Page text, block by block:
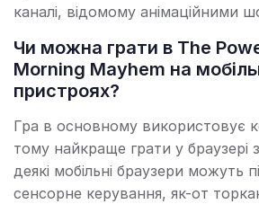
каналі, відомому анімаційними
Чи можна грати в The
Morning Mayhem на
пристроях?
Гра в основному використовує
тому найкраще грати у
деякі мобільні браузери можуть
сенсорне керування, як-от